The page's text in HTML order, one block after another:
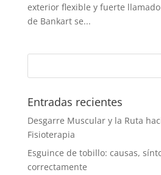
exterior flexible y fuerte
de Bankart se...
Entradas recientes
Desgarre Muscular y la Ruta
Fisioterapia
Esguince de tobillo: causas,
correctamente